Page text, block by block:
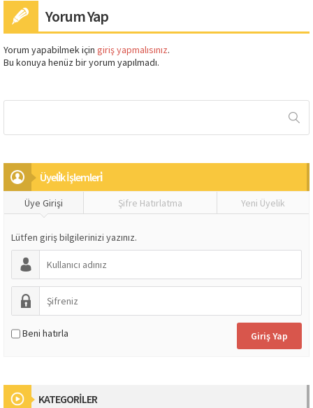
Yorum Yap
Yorum yapabilmek için giriş yapmalısınız.
Bu konuya henüz bir yorum yapılmadı.
Üyeli̇k İşlemleri̇
Üye Girişi Şifre Hatırlatma Yeni Üyelik
Lütfen giriş bilgilerinizi yazınız.
Beni hatırla
KATEGORİLER